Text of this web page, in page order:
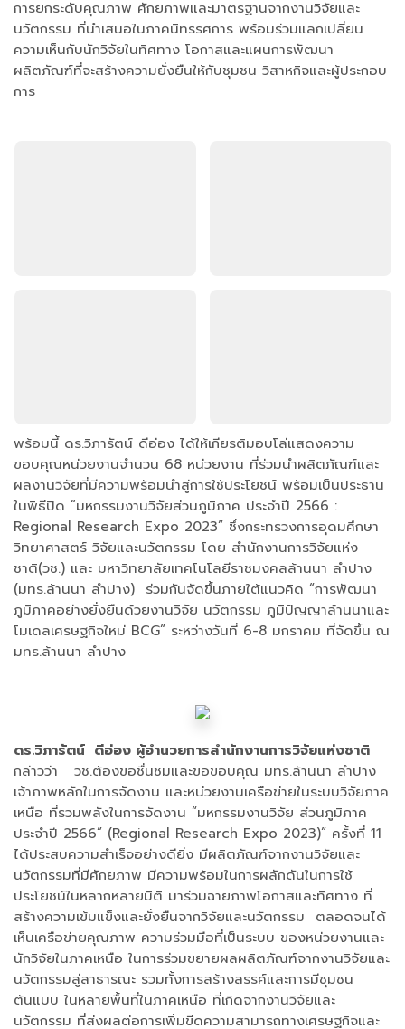
การยกระดับคุณภาพ ศักยภาพและมาตรฐานจากงานวิจัยและ
นวัตกรรม ที่นำเสนอในภาคนิทรรศการ พร้อมร่วมแลกเปลี่ยน
ความเห็นกับนักวิจัยในทิศทาง โอกาสและแผนการพัฒนา
ผลิตภัณฑ์ที่จะสร้างความยั่งยืนให้กับชุมชน วิสาหกิจและผู้ประกอบ
การ
พร้อมนี้ ดร.วิภารัตน์ ดีอ่อง ได้ให้เกียรติมอบโล่แสดงความ
ขอบคุณหน่วยงานจำนวน 68 หน่วยงาน ที่ร่วมนำผลิตภัณฑ์และ
ผลงานวิจัยที่มีความพร้อมนำสู่การใช้ประโยชน์ พร้อมเป็นประธาน
ในพิธีปิด “มหกรรมงานวิจัยส่วนภูมิภาค ประจำปี 2566 :
Regional Research Expo 2023” ซึ่งกระทรวงการอุดมศึกษา
วิทยาศาสตร์ วิจัยและนวัตกรรม โดย สำนักงานการวิจัยแห่ง
ชาติ(วช.) และ มหาวิทยาลัยเทคโนโลยีราชมงคลล้านนา ลำปาง
(มทร.ล้านนา ลำปาง) ร่วมกันจัดขึ้นภายใต้แนวคิด “การพัฒนา
ภูมิภาคอย่างยั่งยืนด้วยงานวิจัย นวัตกรรม ภูมิปัญญาล้านนาและ
โมเดลเศรษฐกิจใหม่ BCG” ระหว่างวันที่ 6-8 มกราคม ที่จัดขึ้น ณ
มทร.ล้านนา ลำปาง
ดร.วิภารัตน์ ดีอ่อง ผู้อำนวยการสำนักงานการวิจัยแห่งชาติ
กล่าวว่า วช.ต้องขอชื่นชมและขอขอบคุณ มทร.ล้านนา ลำปาง
เจ้าภาพหลักในการจัดงาน และหน่วยงานเครือข่ายในระบบวิจัยภาค
เหนือ ที่รวมพลังในการจัดงาน “มหกรรมงานวิจัย ส่วนภูมิภาค
ประจำปี 2566” (Regional Research Expo 2023)” ครั้งที่ 11
ได้ประสบความสำเร็จอย่างดียิ่ง มีผลิตภัณฑ์จากงานวิจัยและ
นวัตกรรมที่มีศักยภาพ มีความพร้อมในการผลักดันในการใช้
ประโยชน์ในหลากหลายมิติ มาร่วมฉายภาพโอกาสและทิศทาง ที่
สร้างความเข้มแข็งและยั่งยืนจากวิจัยและนวัตกรรม ตลอดจนได้
เห็นเครือข่ายคุณภาพ ความร่วมมือที่เป็นระบบ ของหน่วยงานและ
นักวิจัยในภาคเหนือ ในการร่วมขยายผลผลิตภัณฑ์จากงานวิจัยและ
นวัตกรรมสู่สาธารณะ รวมทั้งการสร้างสรรค์และการมีชุมชน
ต้นแบบ ในหลายพื้นที่ในภาคเหนือ ที่เกิดจากงานวิจัยและ
นวัตกรรม ที่ส่งผลต่อการเพิ่มขีดความสามารถทางเศรษฐกิจและ